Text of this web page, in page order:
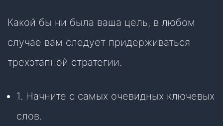
Какой бы ни была ваша цель, в любом
случае вам следует придерживаться
трехэтапной стратегии.
1. Начните с самых очевидных ключевых
слов.